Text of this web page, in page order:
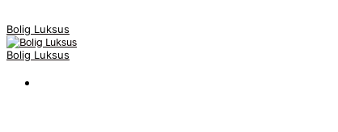
Bolig Luksus
Bolig Luksus